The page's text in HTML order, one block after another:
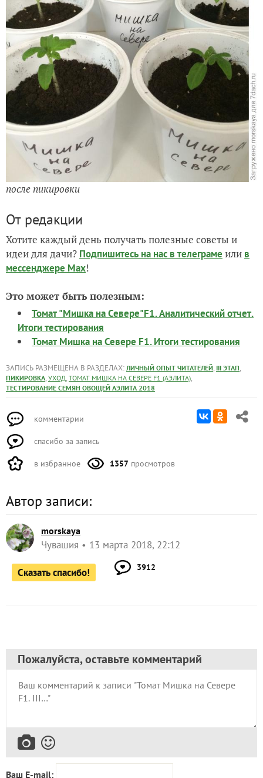
после пикировки
От редакции
Хотите каждый день получать полезные советы и
идеи для дачи? Подпишитесь на нас в телеграме или в
мессенджере Max!
Это может быть полезным:
Томат "Мишка на Севере"F1. Аналитический отчет.
Итоги тестирования
Томат Мишка на Севере F1. Итоги тестирования
ЗАПИСЬ РАЗМЕЩЕНА В РАЗДЕЛАХ: ЛИЧНЫЙ ОПЫТ ЧИТАТЕЛЕЙ, III ЭТАП,
ПИКИРОВКА, УХОД, ТОМАТ МИШКА НА СЕВЕРЕ F1 (АЭЛИТА),
ТЕСТИРОВАНИЕ СЕМЯН ОВОЩЕЙ АЭЛИТА 2018
комментарии
спасибо за запись
в избранное 1357 просмотров
Автор записи:
morskaya
Чувашия 13 марта 2018, 22:12
Сказать спасибо! 3912
Пожалуйста, оставьте комментарий
Ваш E-mail: